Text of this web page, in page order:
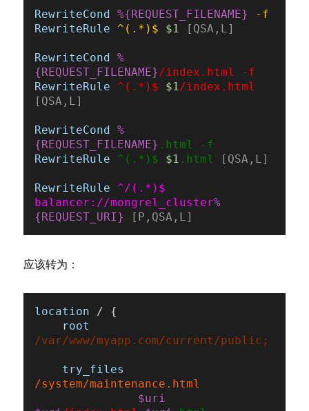
RewriteCond %{REQUEST_FILENAME}
RewriteRule ^(.*)$ $1 [QSA,L]
RewriteCond
%
{REQUEST_FILENAME}
RewriteRule ^(.*)$ $1/index.html
[QSA,L]
RewriteCond
%
{REQUEST_FILENAME}
RewriteRule ^(.*)$ $1 .html [QSA,L]
RewriteRule ^/(.*)$
balancer://mongrel_cluster%
{REQUEST_URI}
[P,QSA,L]
应该转为：
location / {
root
/var/www/myapp.com/current/public;
try_files
/system/maintenance.html
$uri